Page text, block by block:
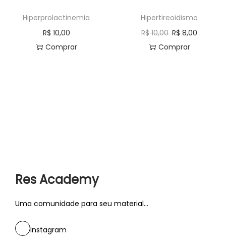
Hiperprolactinemia
R$ 10,00
Comprar
Hipertireoidismo
R$10,00 R$ 8,00
Comprar
Res Academy
Uma comunidade para seu material...
Instagram